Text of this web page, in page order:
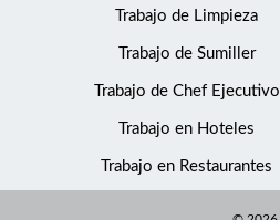
Trabajo de Limpieza
Trabajo de Sumiller
Trabajo de Chef Ejecutivo
Trabajo en Hoteles
Trabajo en Restaurantes